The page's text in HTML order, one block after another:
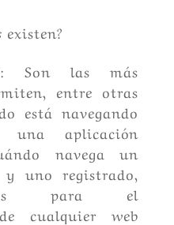
existen?
Son las más
entre otras
está navegando
aplicación
navega un
uno registrado,
para el
cualquier web